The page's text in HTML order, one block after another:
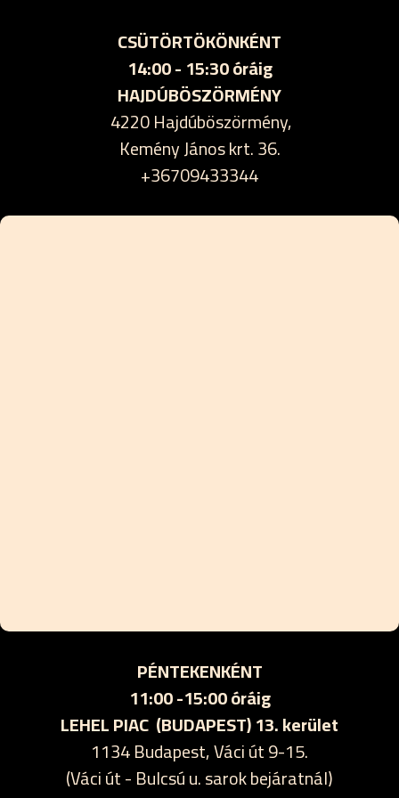
CSÜTÖRTÖKÖNKÉNT
14:00 - 15:30 óráig
HAJDÚBÖSZÖRMÉNY
4220 Hajdúböszörmény,
Kemény János krt. 36.
+36709433344
PÉNTEKENKÉNT
11:00 -15:00 óráig
LEHEL PIAC (BUDAPEST) 13. kerület
1134 Budapest, Váci út 9-15.
(Váci út - Bulcsú u. sarok bejáratnál)